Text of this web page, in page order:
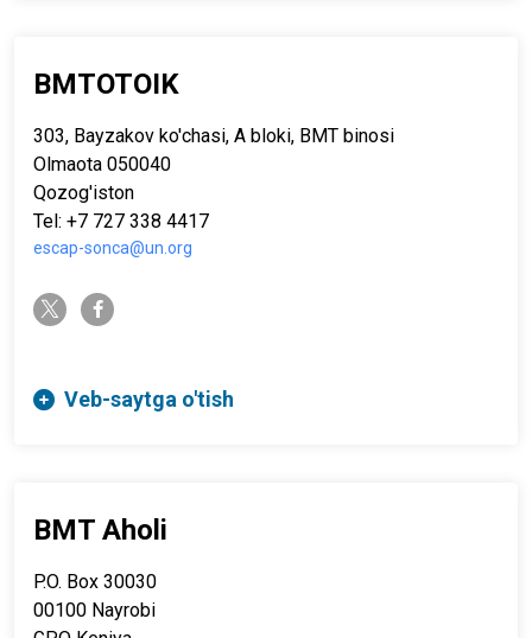
BMTOTOIK
303, Bayzakov ko'chasi, A bloki, BMT binosi
Olmaota 050040
Qozog'iston
Tel: +7 727 338 4417
escap-sonca@un.org
twitter-x facebook-f
Veb-saytga o'tish
BMT Aholi
P.O. Box 30030
00100 Nayrobi